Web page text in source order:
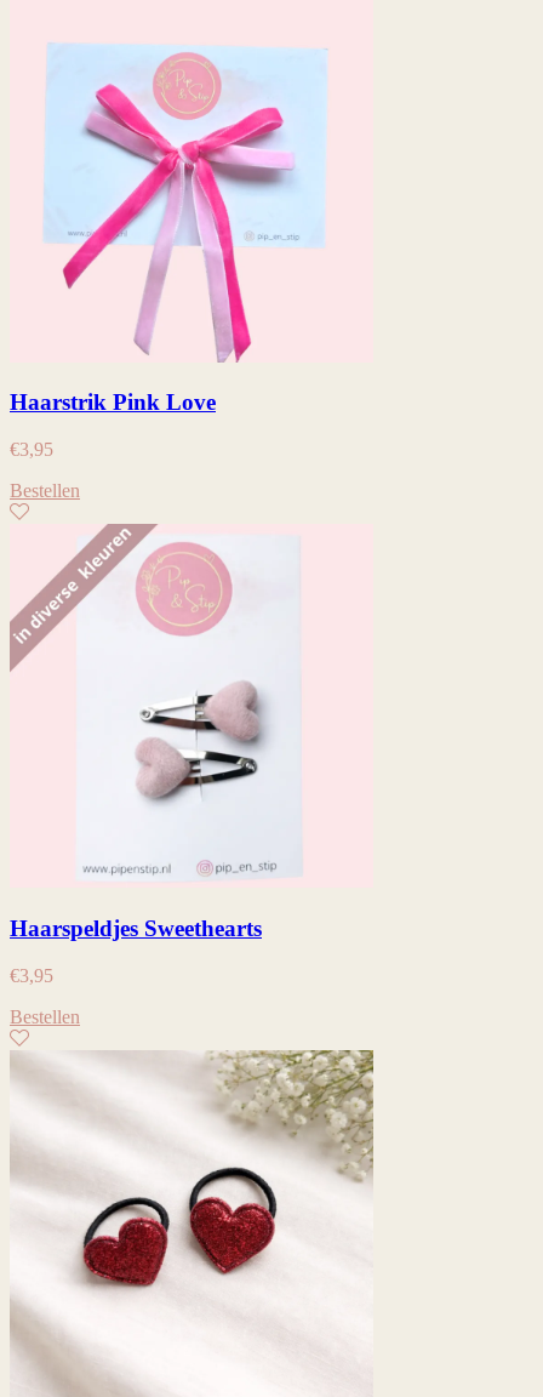
Haarstrik Pink Love
€3,95
Bestellen
Haarspeldjes Sweethearts
€3,95
Bestellen